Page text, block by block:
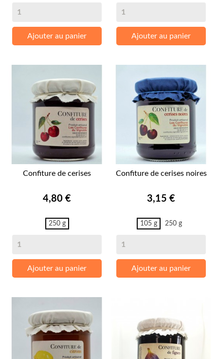
Ajouter au panier Ajouter au panier
Confiture de cerises
Prix
4,80 €
250 g
Ajouter au panier
Confiture de cerises noires
Prix
3,15 €
105 g 250 g
Ajouter au panier